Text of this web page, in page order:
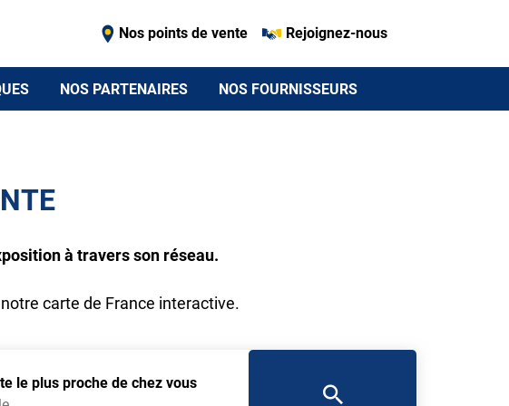
Nos points de vente Rejoignez-nous
NOS PARTENAIRES NOS FOURNISSEURS
à travers son réseau.
carte de France interactive.
le plus proche de chez vous